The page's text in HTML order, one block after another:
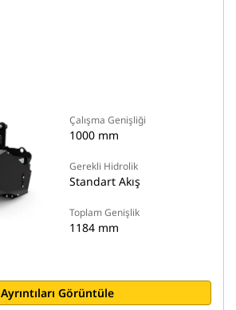
Çalışma Genişliği
1000 mm
Gerekli Hidrolik
Standart Akış
Toplam Genişlik
1184 mm
Ayrıntıları Görüntüle